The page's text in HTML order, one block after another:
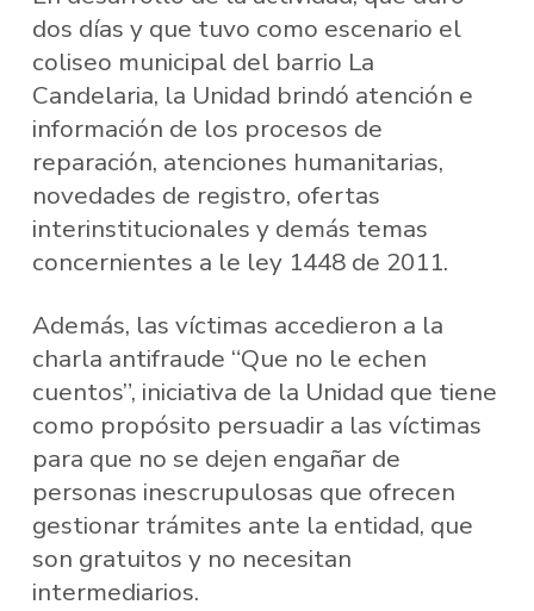
dos días y que tuvo como escenario el
coliseo municipal del barrio La
Candelaria, la Unidad brindó atención e
información de los procesos de
reparación, atenciones humanitarias,
novedades de registro, ofertas
interinstitucionales y demás temas
concernientes a le ley 1448 de 2011.
Además, las víctimas accedieron a la
charla antifraude “Que no le echen
cuentos”, iniciativa de la Unidad que tiene
como propósito persuadir a las víctimas
para que no se dejen engañar de
personas inescrupulosas que ofrecen
gestionar trámites ante la entidad, que
son gratuitos y no necesitan
intermediarios.